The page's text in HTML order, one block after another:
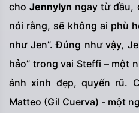
choJennylyn ngay từ đầu,
nói rằng, sẽ không ai phù
như Jen”. Đúng như vậy,
hảo” trong vai Steffi – một
ảnh xinh đẹp, quyến rũ.
Matteo (Gil Cuerva) - một